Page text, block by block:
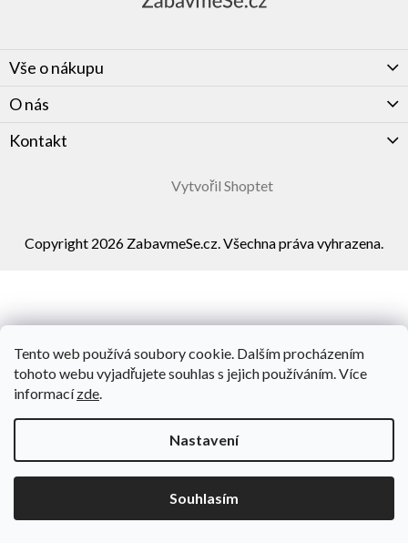
Tento web používá soubory cookie. Dalším procházením
tohoto webu vyjadřujete souhlas s jejich používáním. Více
informacízde.
Nastavení
Souhlasím
Vše o nákupu
O nás
Kontakt
Vytvořil Shoptet
Copyright 2026 ZabavmeSe.cz. Všechna práva vyhrazena.